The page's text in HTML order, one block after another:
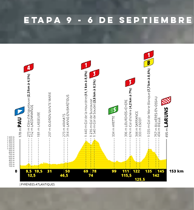
etapa 9 - 6 de septiembre